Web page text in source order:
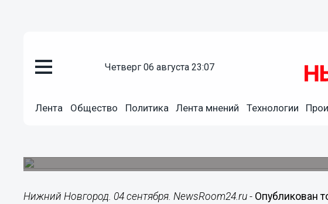
четверг 06 августа 23:07
Лента Общество Политика Лента мнений Технологии
Опубликован топ-5 самых читаемых
Нижний Новгород. 04 сентября. NewsRoom24.ru - Опубликован